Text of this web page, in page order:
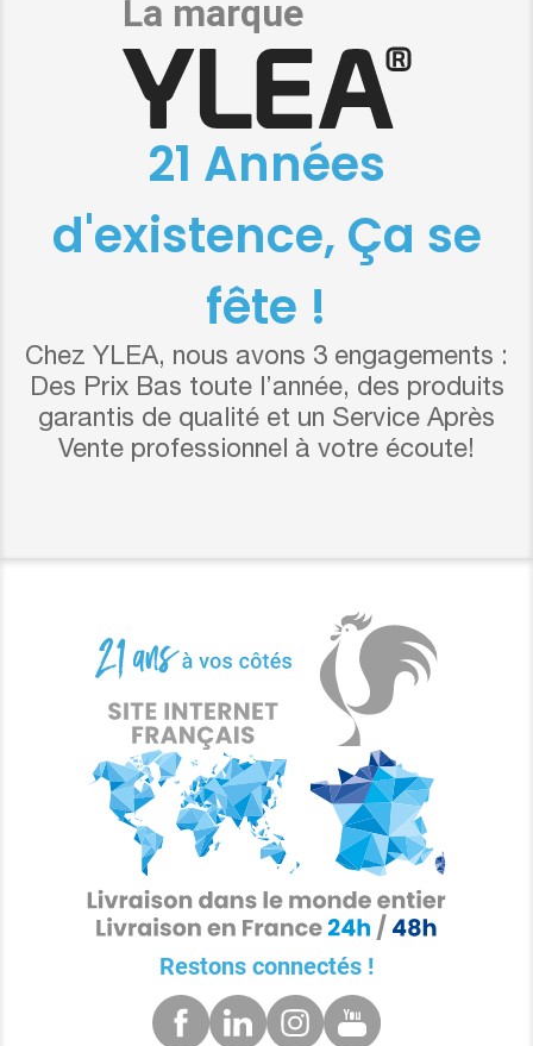
21 Années
d'existence, Ça se
fête !
Chez YLEA, nous avons 3 engagements :
Des Prix Bas toute l’année, des produits
garantis de qualité et un Service Après
Vente professionnel à votre écoute!
Restons connectés !